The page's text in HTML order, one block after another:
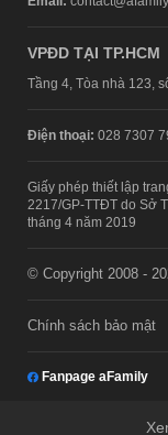
VPĐD TẠI TP.HCM
Tầng 4, Tòa nhà 123,
Điện thoại: 028 7307
Giấy phép thiết lập
2217/GP-TTĐT do Sở
tháng 4 năm 2019
© Copyright 2008 -
Chính sách bảo mật
Fanpage aFamily